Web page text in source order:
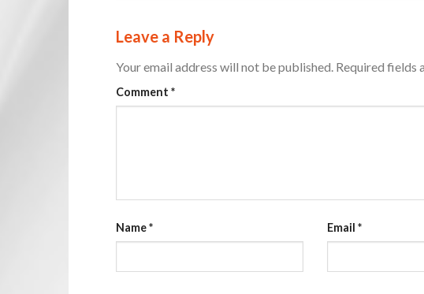
Leave a Reply
Your email address will not be published. Required fields
Comment *
Name* Email *